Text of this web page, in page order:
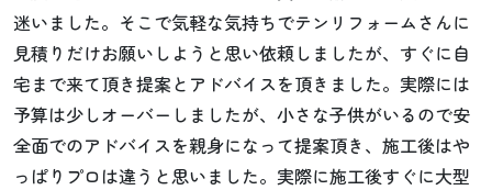
迷いました。そこで気軽な気持ちでテンリフォームさんに
見積りだけお願いしようと思い依頼しましたが、すぐに自
宅まで来て頂き提案とアドバイスを頂きました。実際には
予算は少しオーバーしましたが、小さな子供がいるので安
全面でのアドバイスを親身になって提案頂き、施工後はや
っぱりプロは違うと思いました。実際に施工後すぐに大型